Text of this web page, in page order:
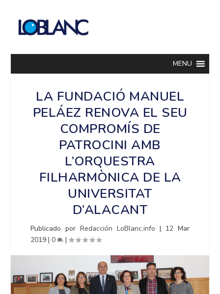
MENU
LA FUNDACIÓ MANUEL
PELÁEZ RENOVA EL SEU
COMPROMÍS DE
PATROCINI AMB
L’ORQUESTRA
FILHARMÒNICA DE LA
UNIVERSITAT
D’ALACANT
Publicado porRedacción LoBlanc.info | 12 Mar
2019 |0 |